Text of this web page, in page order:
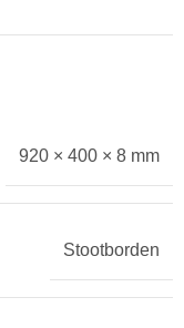
920 × 400 × 8 mm
Stootborden